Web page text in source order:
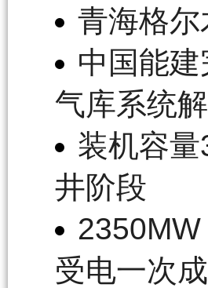
青海格
中国能
气库系统
装机容
井阶段
受电一次